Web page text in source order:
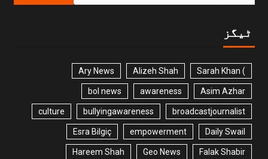
ٹیگز
) Sarah Khan
Alizeh Shah
Ary News
Asim Azhar
awareness
bol news
broadcastjournalist
bullyingawareness
culture
Daily Swail
empowerment
Esra Bilgiç
Falak Shabir
Geo News
Hareem Shah